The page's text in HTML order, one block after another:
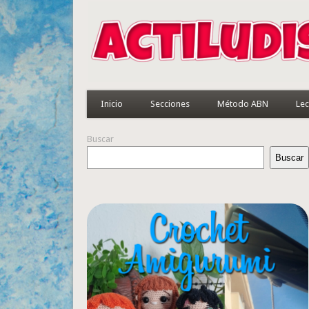
Inicio Secciones Método ABN
Buscar
Buscar